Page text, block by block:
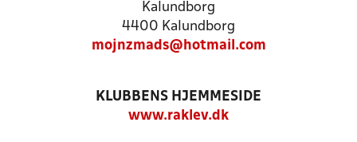
Kalundborg
4400 Kalundborg
mojnzmads@hotmail.com
KLUBBENS HJEMMESIDE
www.raklev.dk